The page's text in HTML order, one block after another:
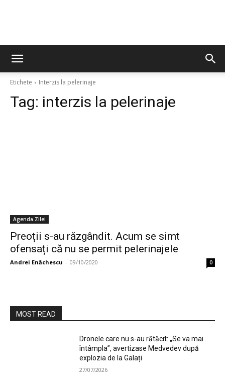
Etichete Interzis la pelerinaje
Tag: interzis la pelerinaje
Agenda Zilei
Preoții s-au răzgândit. Acum se simt
ofensați că nu se permit pelerinajele
Andrei Enăchescu - 09/10/2020 0
MOST READ
Dronele care nu s-au rătăcit: „Se va mai
întâmpla”, avertizase Medvedev după
explozia de la Galați
27/07/2026